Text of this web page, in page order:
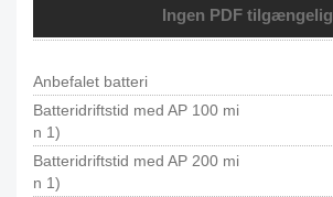
Ingen PDF tilgængelig
Anbefalet batteri
Batteridriftstid med AP 100 mi
n 1)
Batteridriftstid med AP 200 mi
n 1)